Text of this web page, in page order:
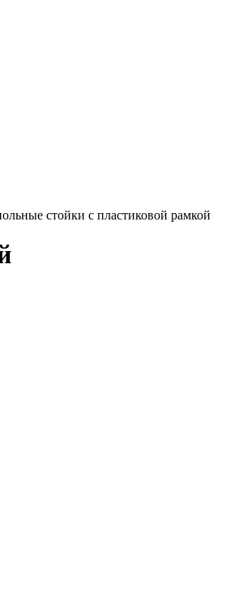
стойки с пластиковой рамкой